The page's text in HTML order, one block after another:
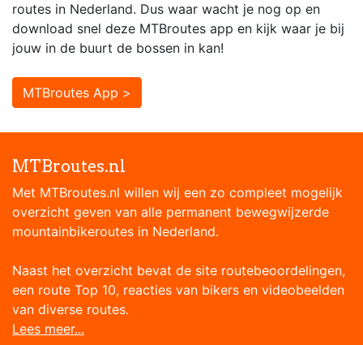
routes in Nederland. Dus waar wacht je nog op en
download snel deze MTBroutes app en kijk waar je bij
jouw in de buurt de bossen in kan!
MTBroutes App >
MTBroutes.nl
Met MTBroutes.nl willen wij een zo compleet mogelijk
overzicht geven van alle permanent bewegwijzerde
mountainbikeroutes in Nederland.
Naast het overzicht bevat de site routebeoordelingen,
een route Top 10, reacties van bikers en videobeelden
van diverse routes.
Lees meer...